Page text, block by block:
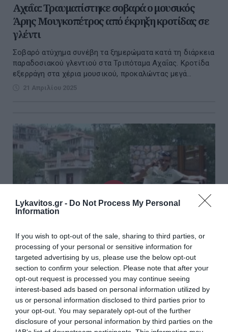
Lykavitos.gr - Do Not Process My Personal
Information
If you wish to opt-out of the sale, sharing to third parties, or
processing of your personal or sensitive information for
targeted advertising by us, please use the below opt-out
section to confirm your selection. Please note that after your
opt-out request is processed you may continue seeing
interest-based ads based on personal information utilized by
us or personal information disclosed to third parties prior to
your opt-out. You may separately opt-out of the further
disclosure of your personal information by third parties on the
Αχαΐα: Τραυματίστηκε σοβαρά ο μουσικός
Άρης Μουγκοπέτρος από έκρηξη κροτίδας σε
γλέντι
Σοβαρό ατύχημα συνέβη τα ξημερώματα κατά τη διάρκεια
παραδοσιακού γλεντιού στα Τριπόταμα Αχαΐας. Κροτίδα
εξερράγη στα χέρια μουσικού, προκαλώντας μεγά...
21 Απριλίου 2025
Τι έλεγε ο 41χρονος μετά τον ξυλοδαρμό και το
θάνατο του 64χρονου στην Αρκαδία
Νέα στοιχεία έρχονται στο «φως» έπειτα από τον άγριο
ξυλοδαρμό ενός 64χρονου από ζευγάρι μετά από γλέντι